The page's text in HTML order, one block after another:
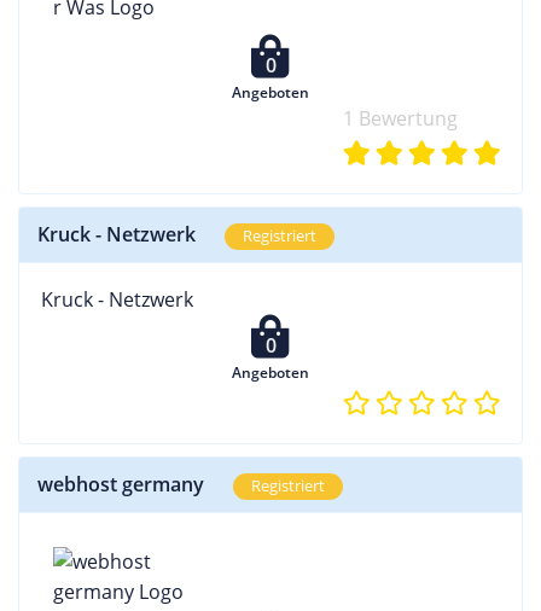
0
Angeboten
1 Bewertung
Kruck - Netzwerk Registriert
Kruck - Netzwerk
0
Angeboten
webhost germany Registriert